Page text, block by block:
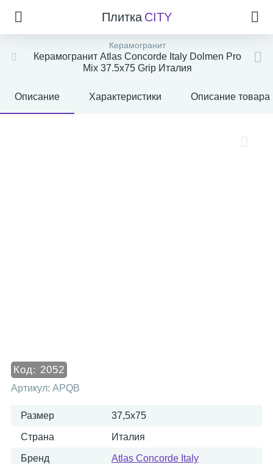
Плитка CITY
Керамогранит
Керамогранит Atlas Concorde Italy Dolmen Pro
Mix 37.5x75 Grip Италия
Описание Характеристики Описание товара
Код: 2052
Артикул: APQB
Размер 37,5x75
Страна Италия
Бренд Atlas Concorde Italy